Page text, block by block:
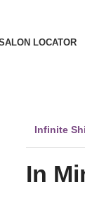
LOCATOR
Infinite
In